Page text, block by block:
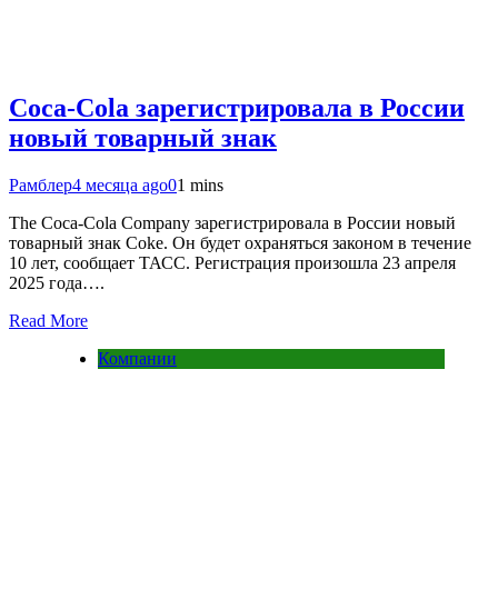
Coca-Cola зарегистрировала в России
новый товарный знак
Рамблер4 месяца ago01 mins
The Coca-Cola Company зарегистрировала в России новый
товарный знак Coke. Он будет охраняться законом в течение
10 лет, сообщает ТАСС. Регистрация произошла 23 апреля
2025 года….
Read More
Компании